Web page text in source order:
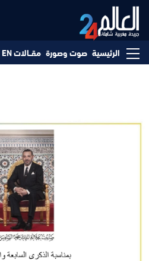
الرئيسية صوت وصورة مقــالات EN